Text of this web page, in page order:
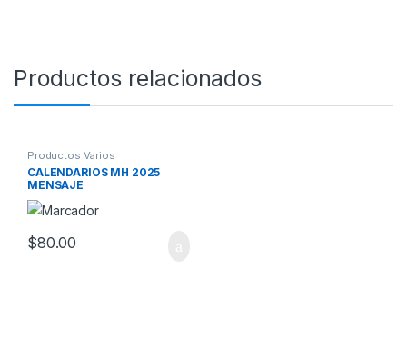
Productos relacionados
Productos Varios
CALENDARIOS MH 2025
MENSAJE
$80.00